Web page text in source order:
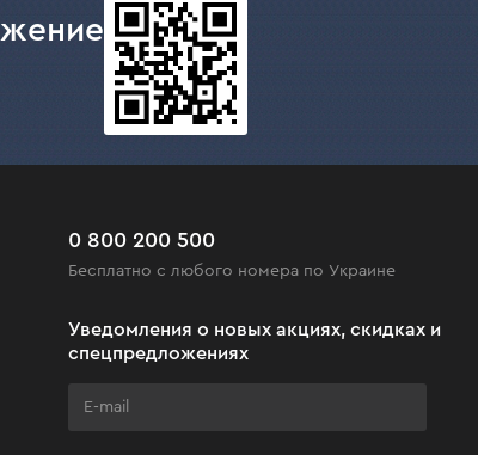
0 800 200 500
Бесплатно с любого номера по Украине
Уведомления о новых акциях, скидках и
спецпредложениях